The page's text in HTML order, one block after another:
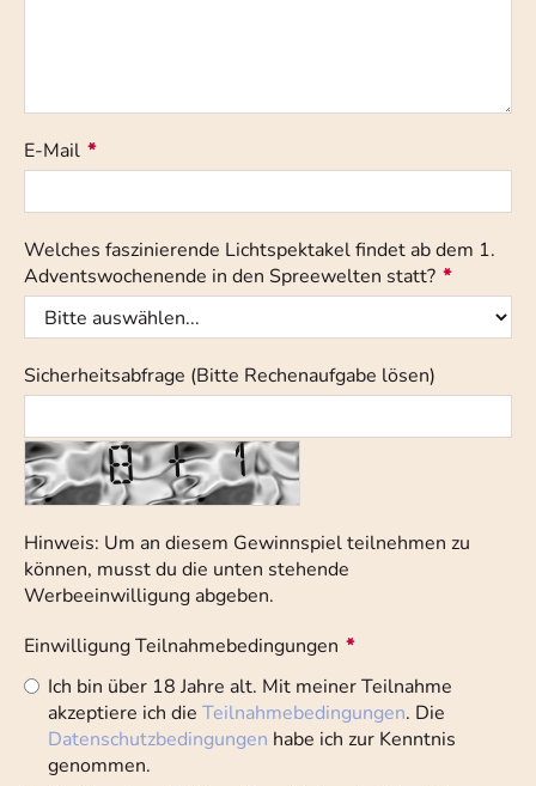
E-Mail *
Welches faszinierende Lichtspektakel findet ab dem 1.
Adventswochenende in den Spreewelten statt? *
Sicherheitsabfrage (Bitte Rechenaufgabe lösen)
Hinweis: Um an diesem Gewinnspiel teilnehmen zu
können, musst du die unten stehende
Werbeeinwilligung abgeben.
Einwilligung Teilnahmebedingungen *
Ich bin über 18 Jahre alt. Mit meiner Teilnahme
akzeptiere ich die Teilnahmebedingungen. Die
Datenschutzbedingungen habe ich zur Kenntnis
genommen.